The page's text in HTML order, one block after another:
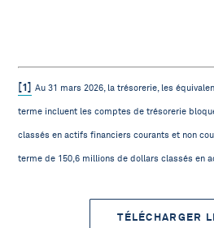
[1] Au 31 mars 2026, la trésorerie, les
terme incluent les comptes de trésorerie
classés en actifs financiers courants et non
terme de 150,6 millions de dollars classés en
TÉLÉCHARGER